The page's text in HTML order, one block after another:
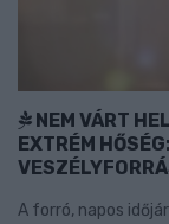
NEM VÁRT
EXTRÉM
A forró, napos